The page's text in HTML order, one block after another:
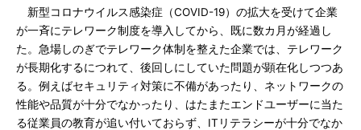
新型コロナウイルス感染症（COVID-19）の拡大を受けて企業
が一斉にテレワーク制度を導入してから、既に数カ月が経過し
た。急場しのぎでテレワーク体制を整えた企業では、テレワーク
が長期化するにつれて、後回しにしていた問題が顕在化しつつあ
る。例えばセキュリティ対策に不備があったり、ネットワークの
性能や品質が十分でなかったり、はたまたエンドユーザーに当た
る従業員の教育が追い付いておらず、ITリテラシーが十分でなか